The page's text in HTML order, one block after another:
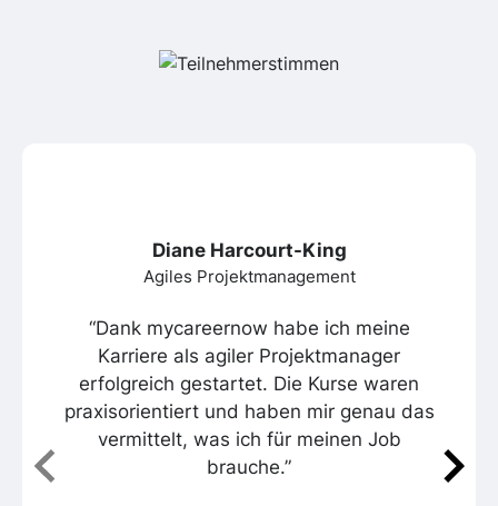
Diane Harcourt-King
Agiles Projektmanagement
“Dank mycareernow habe ich meine
Karriere als agiler Projektmanager
erfolgreich gestartet. Die Kurse waren
praxisorientiert und haben mir genau das
vermittelt, was ich für meinen Job
brauche.”